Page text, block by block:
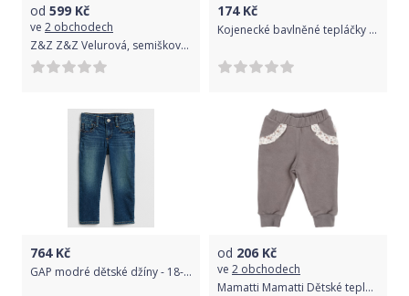
od 599 Kč
ve 2 obchodech
Z&Z Z&Z Velurová, semišková tepláková souprava s oušky MYŠKA - béžová 56 (0-3m)
174Kč
Kojenecké bavlněné tepláčky New Baby BrumBrum old pink, Růžová, 68 (4-6m)
764Kč
GAP modré dětské džíny - 18-24M
od 206 Kč
ve 2 obchodech
Mamatti Mamatti Dětské tepláčky s kapsami Louka - šedé, vel. 86